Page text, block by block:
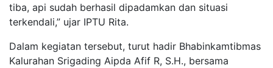
tiba, api sudah berhasil dipadamkan dan situasi
terkendali,” ujar IPTU Rita.
Dalam kegiatan tersebut, turut hadir Bhabinkamtibmas
Kalurahan Srigading Aipda Afif R, S.H., bersama